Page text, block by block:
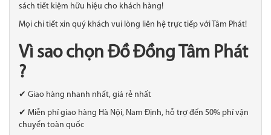
sách tiết kiệm hữu hiệu cho khách hàng!
Mọi chi tiết xin quý khách vui lòng liên hệ trực tiếp với Tâm Phát!
Vì sao chọn Đồ Đồng Tâm Phát
?
✔ Giao hàng nhanh nhất, giá rẻ nhất
✔ Miễn phí giao hàng Hà Nội, Nam Định, hỗ trợ đến 50% phí vận
chuyển toàn quốc